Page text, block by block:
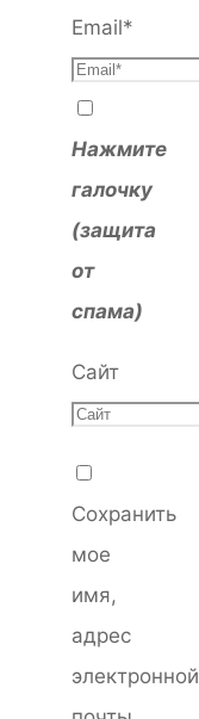
Email*
Нажмите
галочку
(защита
от
спама)
Сайт
Сохранить
мое
имя,
адрес
электронной